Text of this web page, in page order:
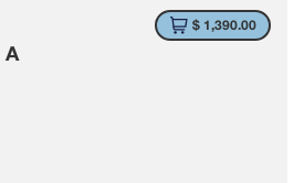
A
$ 1,390.00